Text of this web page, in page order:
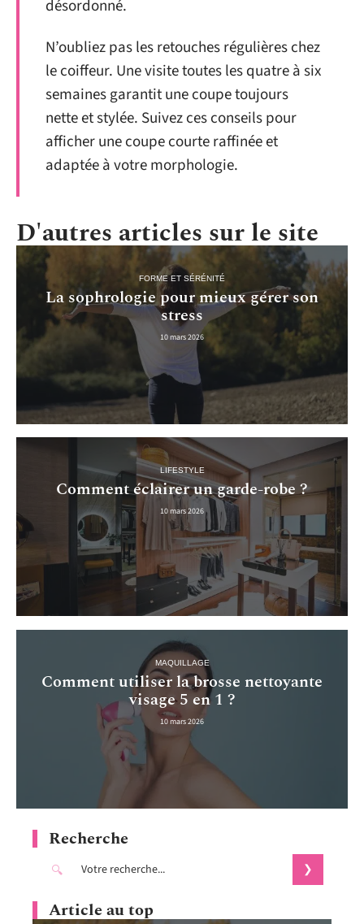
désordonné.
N’oubliez pas les retouches régulières chez
le coiffeur. Une visite toutes les quatre à six
semaines garantit une coupe toujours
nette et stylée. Suivez ces conseils pour
afficher une coupe courte raffinée et
adaptée à votre morphologie.
D'autres articles sur le site
FORME ET SÉRÉNITÉ
La sophrologie pour mieux gérer son
stress
10 mars 2026
LIFESTYLE
Comment éclairer un garde-robe ?
10 mars 2026
MAQUILLAGE
Comment utiliser la brosse nettoyante
visage 5 en 1 ?
10 mars 2026
Recherche
Article au top